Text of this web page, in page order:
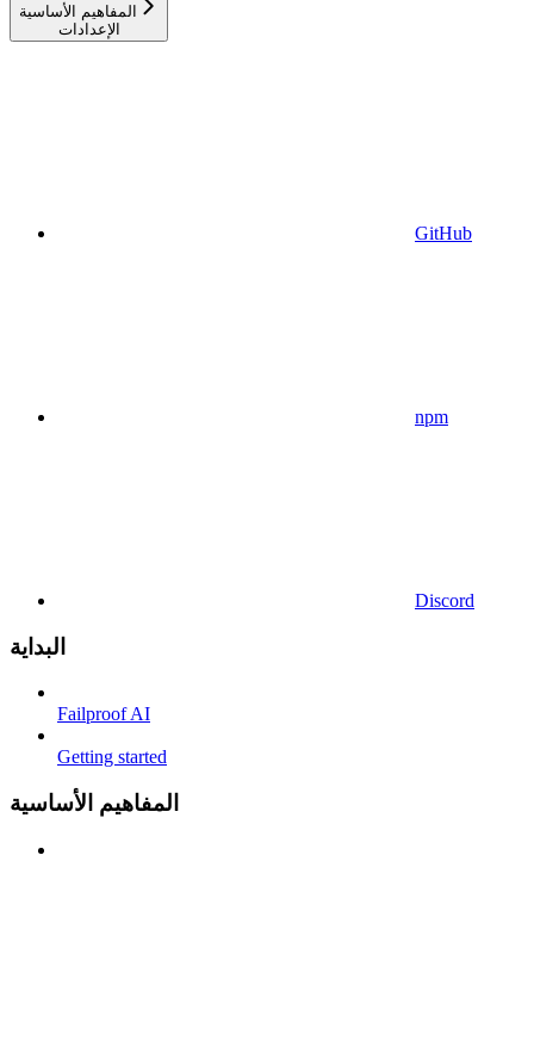
المفاهيم الأساسية
الإعدادات
GitHub
npm
Discord
البداية
Failproof AI
Getting started
المفاهيم الأساسية